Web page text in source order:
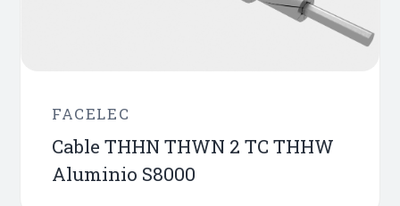
FACELEC
Cable THHN THWN 2 TC THHW
Aluminio S8000